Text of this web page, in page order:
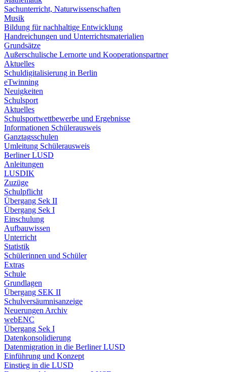
Sachunterricht, Naturwissenschaften
Musik
Bildung für nachhaltige Entwicklung
Handreichungen und Unterrichtsmaterialien
Grundsätze
Außerschulische Lernorte und Kooperationspartner
Aktuelles
Schuldigitalisierung in Berlin
eTwinning
Neuigkeiten
Schulsport
Aktuelles
Schulsportwettbewerbe und Ergebnisse
Informationen Schülerausweis
Ganztagsschulen
Umleitung Schülerausweis
Berliner LUSD
Anleitungen
LUSDIK
Zuzüge
Schulpflicht
Übergang Sek II
Übergang Sek I
Einschulung
Aufbauwissen
Unterricht
Statistik
Schülerinnen und Schüler
Extras
Schule
Grundlagen
Übergang SEK II
Schulversäumnisanzeige
Neuerungen Archiv
webENC
Übergang Sek I
Datenkonsolidierung
Datenmigration in die Berliner LUSD
Einführung und Konzept
Einstieg in die LUSD